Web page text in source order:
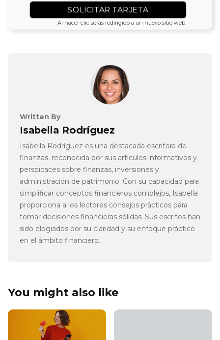
SOLICITAR TARJETA
Al hacer clic serás redirigido a un nuevo sitio web.
Written By
Isabella Rodríguez
Isabella Rodríguez es una destacada escritora de
finanzas, reconocida por sus artículos informativos y
perspicaces sobre finanzas, inversiones y
administración de patrimonio. Con su capacidad para
simplificar conceptos financieros complejos, Isabella
proporciona a los lectores consejos prácticos para
tomar decisiones financieras sólidas. Sus escritos han
sido elogiados por su claridad y su enfoque práctico
en el ámbito financiero.
You might also like